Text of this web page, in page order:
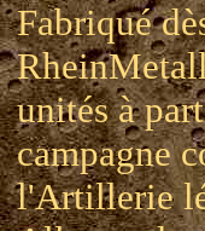
Fabriqué
unités à
campagne
l'Artillerie